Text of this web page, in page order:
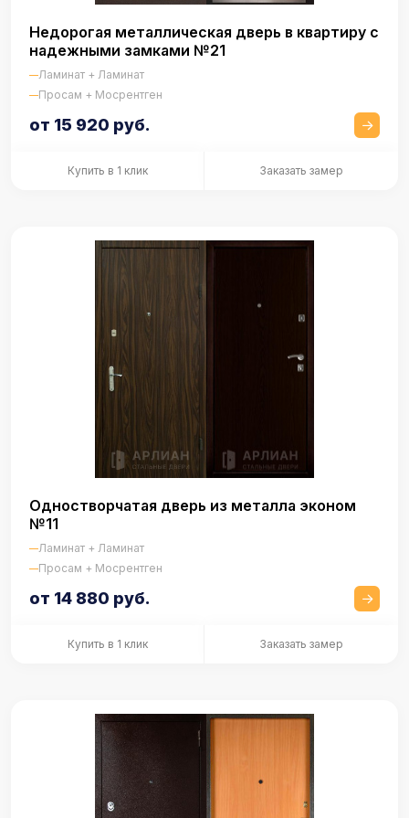
Недорогая металлическая дверь в квартиру с
надежными замками №21
Ламинат + Ламинат
Просам + Мосрентген
от 15 920 руб.
Купить в 1 клик Заказать замер
Одностворчатая дверь из металла эконом
№11
Ламинат + Ламинат
Просам + Мосрентген
от 14 880 руб.
Купить в 1 клик Заказать замер